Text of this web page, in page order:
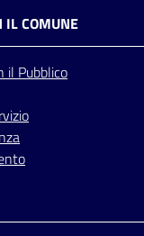
IL COMUNE
il Pubblico